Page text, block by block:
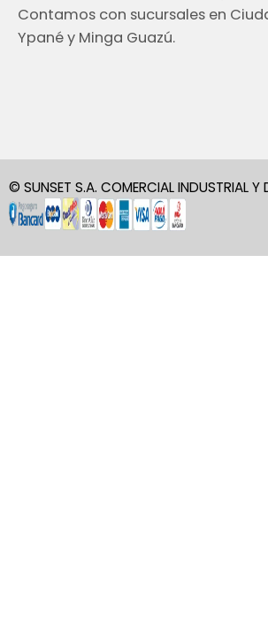
Contamos con sucursales en
Ypané y Minga Guazú.
© SUNSET S.A. COMERCIAL INDUSTRIAL